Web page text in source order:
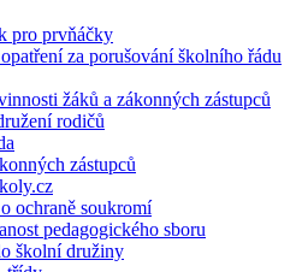
pro prvňáčky
za porušování školního řádu
žáků a zákonných zástupců
rodičů
zástupců
ochraně soukromí
pedagogického sboru
školní družiny